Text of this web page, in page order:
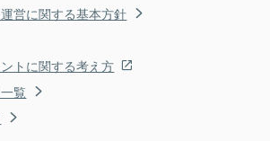
営に関する基本方針
トに関する考え方
覧